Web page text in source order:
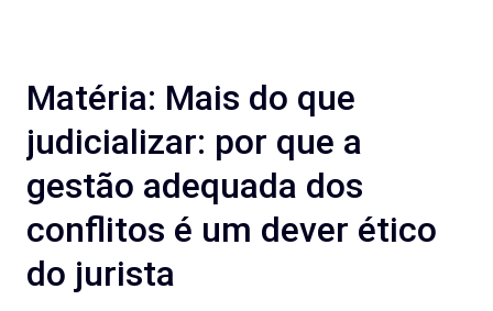
Matéria: Mais do que
judicializar: por que a
gestão adequada dos
conflitos é um dever ético
do jurista